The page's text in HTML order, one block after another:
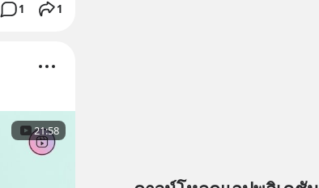
1 1
21:58